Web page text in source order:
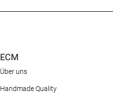
ECM
Über uns
Handmade Quality